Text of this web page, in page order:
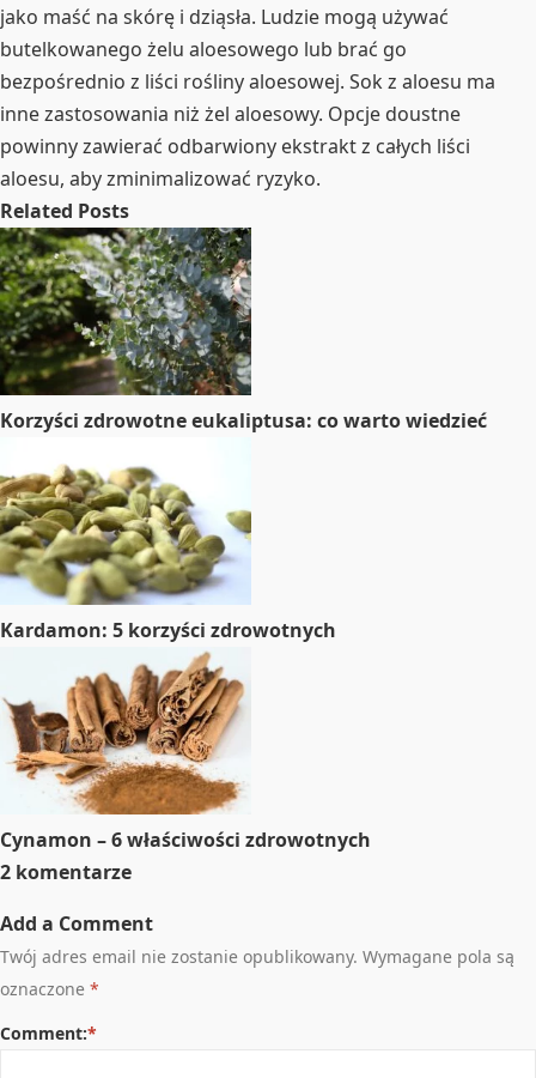
jako maść na skórę i dziąsła. Ludzie mogą używać
butelkowanego żelu aloesowego lub brać go
bezpośrednio z liści rośliny aloesowej. Sok z aloesu ma
inne zastosowania niż żel aloesowy. Opcje doustne
powinny zawierać odbarwiony ekstrakt z całych liści
aloesu, aby zminimalizować ryzyko.
Related Posts
Korzyści zdrowotne eukaliptusa: co warto wiedzieć
Kardamon: 5 korzyści zdrowotnych
Cynamon – 6 właściwości zdrowotnych
2 komentarze
Add a Comment
Twój adres email nie zostanie opublikowany. Wymagane pola są
oznaczone *
Comment:*